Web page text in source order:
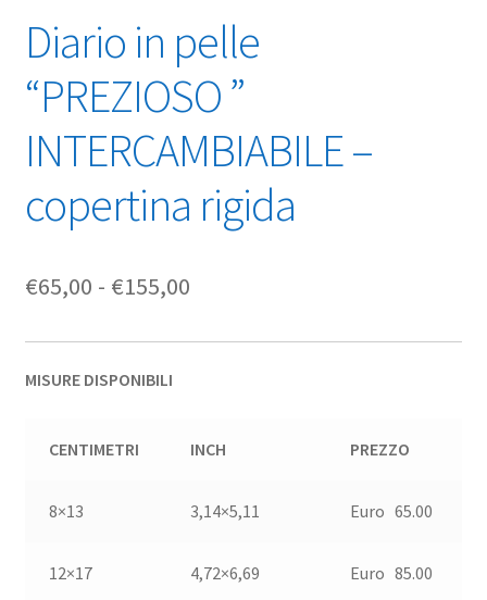
Diario in pelle
“PREZIOSO ”
INTERCAMBIABILE –
copertina rigida
€65,00 - €155,00Fascia
€65,00
€155,00
MISURE DISPONIBILI
CENTIMETRI INCH PREZZO
8×13 3,14×5,11 Euro 65.00
12×17 4,72×6,69 Euro 85.00